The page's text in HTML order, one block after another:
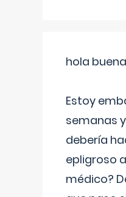
hola
Estoy
semanas
debería
epligroso
médico?